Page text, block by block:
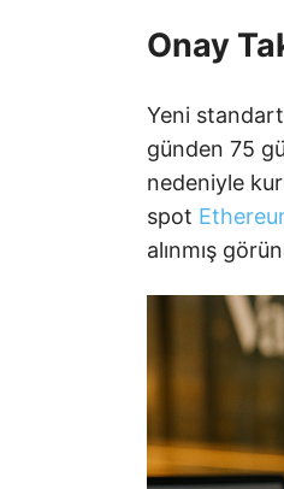
Onay
Yeni
günden 75
nedeniyle
spot
alınmış